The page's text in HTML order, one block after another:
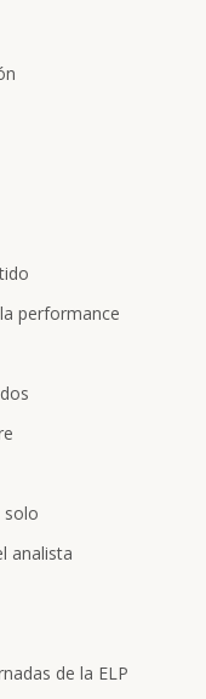
performance
solo
analista
de la ELP